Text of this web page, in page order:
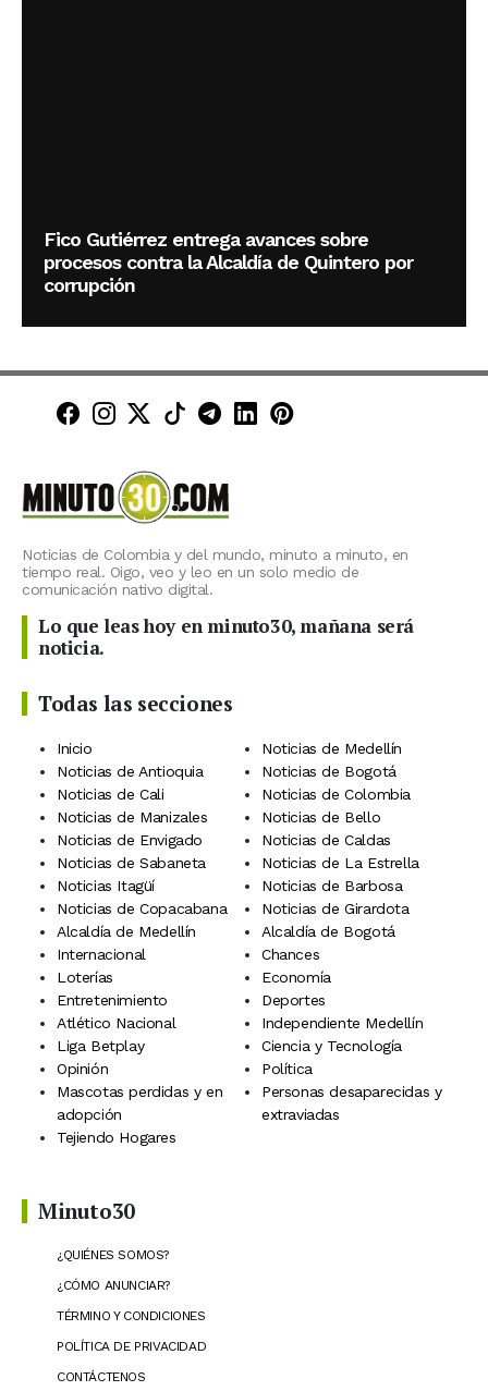
Fico Gutiérrez entrega avances sobre
procesos contra la Alcaldía de Quintero por
corrupción
Minuto30 en Facebook
Minuto30 en Instagram
Minuto30 en X (Twitter)
Minuto30 en TikTok
Canal de Minuto30 en
Minuto30 en LinkedIn
Minuto30 en
Noticias de Colombia y del mundo, minuto a minuto, en
tiempo real. Oigo, veo y leo en un solo medio de
comunicación nativo digital.
Lo que leas hoy en minuto30, mañana será
noticia.
Todas las secciones
Inicio
Noticias de Medellín
Noticias de Antioquia
Noticias de Bogotá
Noticias de Cali
Noticias de Colombia
Noticias de Manizales
Noticias de Bello
Noticias de Envigado
Noticias de Caldas
Noticias de Sabaneta
Noticias de La Estrella
Noticias Itagüí
Noticias de Barbosa
Noticias de Copacabana
Noticias de Girardota
Alcaldía de Medellín
Alcaldía de Bogotá
Internacional
Chances
Loterías
Economía
Entretenimiento
Deportes
Atlético Nacional
Independiente Medellín
Liga Betplay
Ciencia y Tecnología
Opinión
Política
Mascotas perdidas y en
adopción
Personas desaparecidas y
extraviadas
Tejiendo Hogares
Minuto30
¿QUIÉNES SOMOS?
¿CÓMO ANUNCIAR?
TÉRMINO Y CONDICIONES
POLÍTICA DE PRIVACIDAD
CONTÁCTENOS